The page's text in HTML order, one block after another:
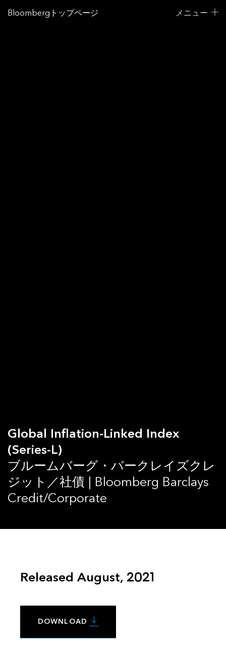
Bloombergトップページ メニュー
Global Inflation-Linked Index
(Series-L)
ブルームバーグ・バークレイズクレ
ジット／社債 | Bloomberg Barclays
Credit/Corporate
Released August, 2021
DOWNLOAD